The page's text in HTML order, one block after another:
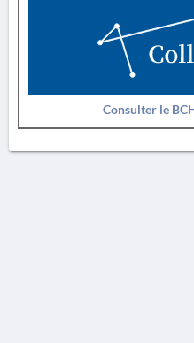
Consulter le